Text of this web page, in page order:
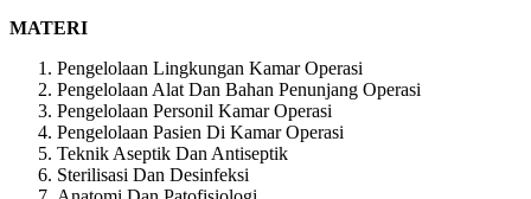
MATERI
Pengelolaan Lingkungan Kamar Operasi
Pengelolaan Alat Dan Bahan Penunjang Operasi
Pengelolaan Personil Kamar Operasi
Pengelolaan Pasien Di Kamar Operasi
Teknik Aseptik Dan Antiseptik
Sterilisasi Dan Desinfeksi